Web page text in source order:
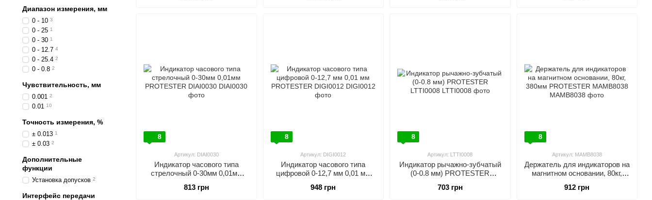
8
Артикул: DIAI0030
Индикатор часового типа
стрелочный 0-30мм 0,01мм
813 грн
8
Артикул: DIGI0012
Индикатор часового типа
цифровой 0-12,7 мм 0,01 мм
948 грн
8
Артикул: LTTI0008
Индикатор рычажно-зубчатый
(0-0.8 мм) PROTESTER
703 грн
8
Артикул: MAMB8038
Держатель для индикаторов на
магнитном основании, 80кг,
MAMB8038
912 грн
Диапазон измерения, мм
0 - 10 3
0 - 25 1
0 - 30 1
0 - 12.7 4
0 - 25.4 2
0 - 0.8 2
Чувствительность, мм
0.001 2
0.01 10
Точность измерения, %
± 0.013 1
± 0.03 2
Дополнительные
функции
Установка допусков 2
Интерфейс передачи